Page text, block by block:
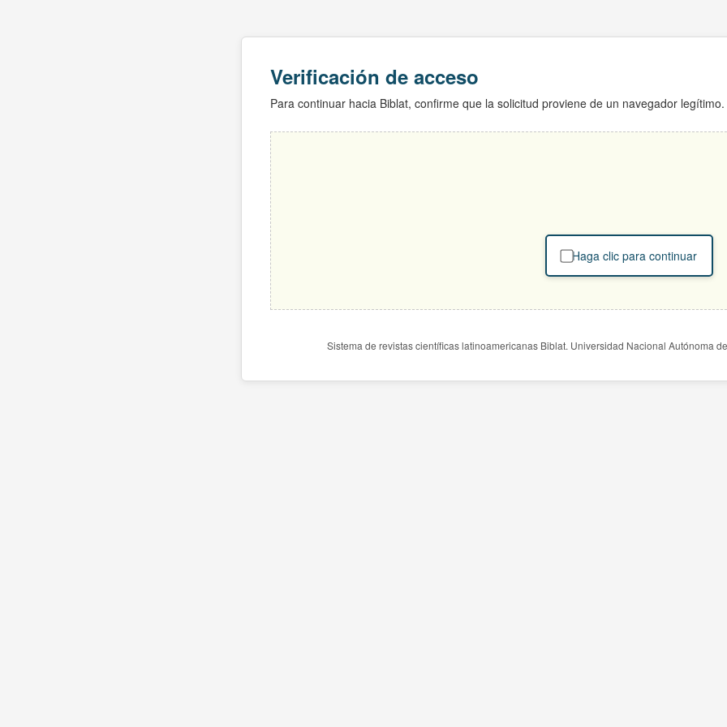
Verificación de acceso
Para continuar hacia Biblat, confirme que la solicitud proviene de un navegador legítimo.
Haga clic para continuar
Sistema de revistas científicas latinoamericanas Biblat. Universidad Nacional Autónoma